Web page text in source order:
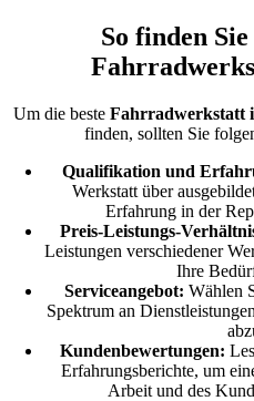
So finden Sie
Um die beste Fahrradwerkstatt
finden, sollten Sie
Qualifikation und
Werkstatt über
Erfahrung in der
Preis-Leistungs-
Leistungen verschiedener
Ihre
Serviceangebot: Wählen
Spektrum an
Kundenbewertungen:
Erfahrungsberichte, um
Arbeit und des